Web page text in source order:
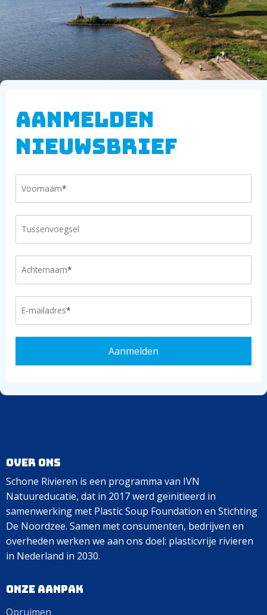
Over ons
Schone Rivieren is een programma van IVN
Natuureducatie, dat in 2017 werd geïnitieerd in
samenwerking met Plastic Soup Foundation en Stichting
De Noordzee. Samen met consumenten, bedrijven en
overheden werken we aan ons doel: plasticvrije rivieren
in Nederland in 2030.
Onze aanpak
Opruimen